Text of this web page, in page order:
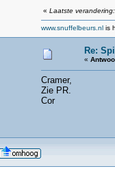
« Laatste
www.snuffelbeurs.nlis
Re:
«
Cramer,
Zie PR.
Cor